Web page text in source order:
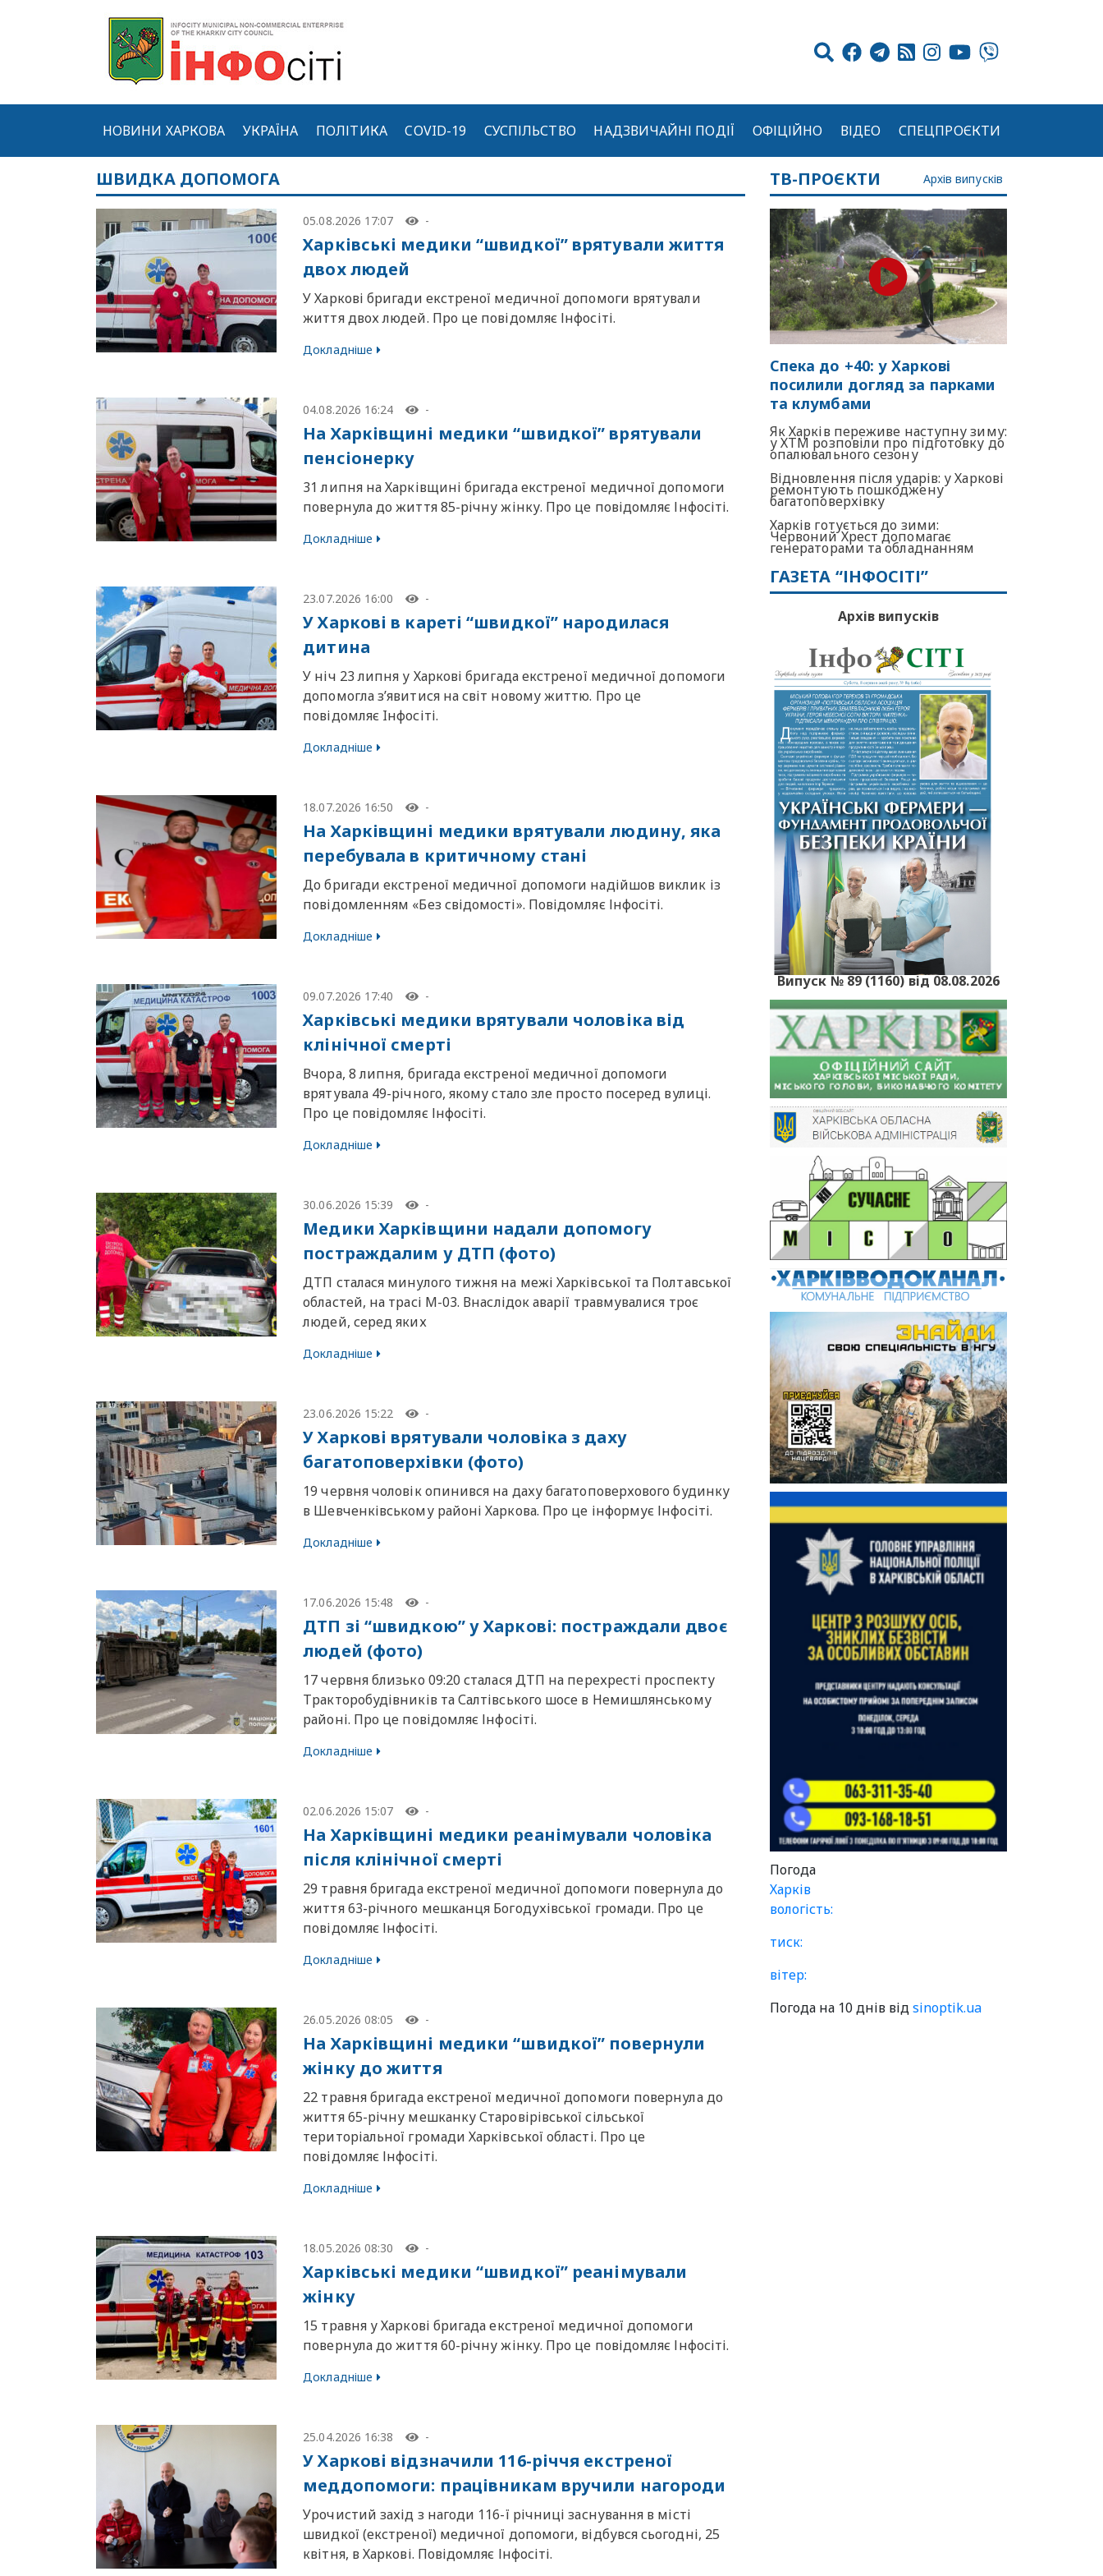
НОВИНИ ХАРКОВА УКРАЇНА ПОЛІТИКА COVID-19 СУСПІЛЬСТВО НАДЗВИЧАЙНІ ПОДІЇ ОФІЦІЙНО ВІДЕО СПЕЦПРОЄКТИ
ШВИДКА ДОПОМОГА
05.08.2026 17:07 -
Харківські медики “швидкої” врятували життя
двох людей
У Харкові бригади екстреної медичної допомоги врятували
життя двох людей. Про це повідомляє Інфосіті.
Докладніше
04.08.2026 16:24 -
На Харківщині медики “швидкої” врятували
пенсіонерку
31 липня на Харківщині бригада екстреної медичної допомоги
повернула до життя 85-річну жінку. Про це повідомляє Інфосіті.
Докладніше
23.07.2026 16:00 -
У Харкові в кареті “швидкої” народилася
дитина
У ніч 23 липня у Харкові бригада екстреної медичної допомоги
допомогла з’явитися на світ новому життю. Про це
повiдомляє Iнфосiтi.
Докладніше
18.07.2026 16:50 -
На Харківщині медики врятували людину, яка
перебувала в критичному стані
До бригади екстреної медичної допомоги надійшов виклик із
повідомленням «Без свідомості». Повідомляє Інфосіті.
Докладніше
09.07.2026 17:40 -
Харківські медики врятували чоловіка від
клінічної смерті
Вчора, 8 липня, бригада екстреної медичної допомоги
врятувала 49-річного, якому стало зле просто посеред вулиці.
Про це повідомляє Інфосіті.
Докладніше
30.06.2026 15:39 -
Медики Харківщини надали допомогу
постраждалим у ДТП (фото)
ДТП сталася минулого тижня на межі Харківської та Полтавської
областей, на трасі М-03. Внаслідок аварії травмувалися троє
людей, серед яких
Докладніше
23.06.2026 15:22 -
У Харкові врятували чоловіка з даху
багатоповерхівки (фото)
19 червня чоловік опинився на даху багатоповерхового будинку
в Шевченківському районі Харкова. Про це інформує Інфосіті.
Докладніше
17.06.2026 15:48 -
ДТП зі “швидкою” у Харкові: постраждали двоє
людей (фото)
17 червня близько 09:20 сталася ДТП на перехресті проспекту
Тракторобудівників та Салтівського шосе в Немишлянському
районі. Про це повідомляє Інфосіті.
Докладніше
02.06.2026 15:07 -
На Харківщині медики реанімували чоловіка
після клінічної смерті
29 травня бригада екстреної медичної допомоги повернула до
життя 63-річного мешканця Богодухівської громади. Про це
повідомляє Інфосіті.
Докладніше
26.05.2026 08:05 -
На Харківщині медики “швидкої” повернули
жінку до життя
22 травня бригада екстреної медичної допомоги повернула до
життя 65-річну мешканку Старовірівської сільської
територіальної громади Харківської області. Про це
повідомляє Інфосіті.
Докладніше
18.05.2026 08:30 -
Харківські медики “швидкої” реанімували
жінку
15 травня у Харкові бригада екстреної медичної допомоги
повернула до життя 60-річну жінку. Про це повідомляє Інфосіті.
Докладніше
25.04.2026 16:38 -
У Харкові відзначили 116-річчя екстреної
меддопомоги: працівникам вручили нагороди
Урочистий захід з нагоди 116-ї річниці заснування в місті
швидкої (екстреної) медичної допомоги, відбувся сьогодні, 25
квітня, в Харкові. Повідомляє Інфосіті.
ТВ-ПРОЄКТИ Архів випусків
Спека до +40: у Харкові
посилили догляд за парками
та клумбами
Як Харків переживе наступну зиму:
у ХТМ розповіли про підготовку до
опалювального сезону
Відновлення після ударів: у Харкові
ремонтують пошкоджену
багатоповерхівку
Харків готується до зими:
Червоний Хрест допомагає
генераторами та обладнанням
ГАЗЕТА “ІНФОСІТІ”
Архів випусків
Випуск № 89 (1160) від 08.08.2026
Погода
Харків
вологість:
тиск:
вітер:
Погода на 10 днів відsinoptik.ua